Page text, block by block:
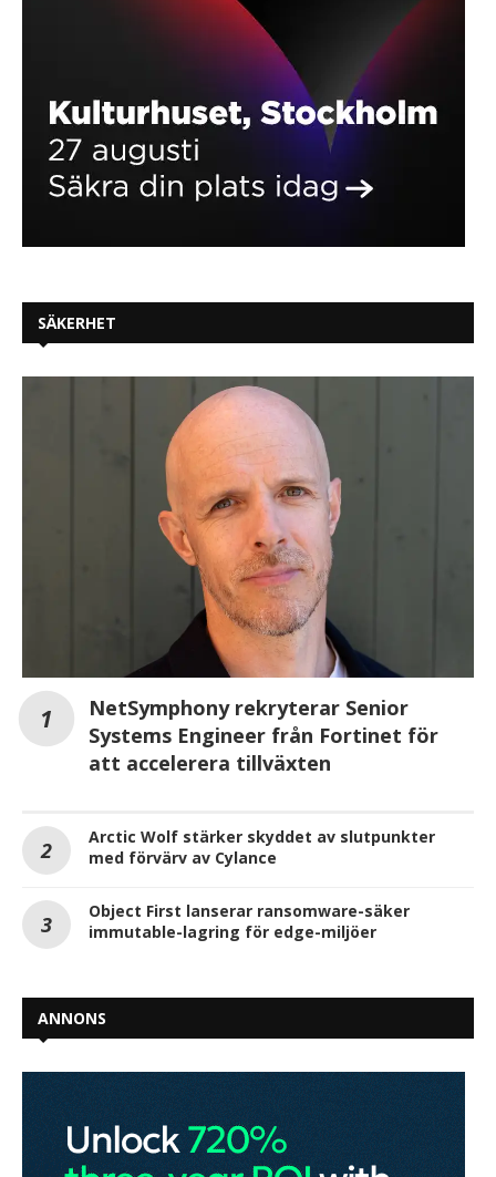
SÄKERHET
NetSymphony rekryterar Senior
Systems Engineer från Fortinet för
att accelerera tillväxten
Arctic Wolf stärker skyddet av slutpunkter
med förvärv av Cylance
Object First lanserar ransomware-säker
immutable-lagring för edge-miljöer
ANNONS